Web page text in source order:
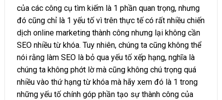
của các công cụ tìm kiếm là 1 phần quan trọng, nhưng
đó cũng chỉ là 1 yếu tố vì trên thực tế có rất nhiều chiến
dịch online marketing thành công nhưng lại không cần
SEO nhiều từ khóa. Tuy nhiên, chúng ta cũng không thể
nói rằng làm SEO là bỏ qua yếu tố xếp hạng, nghĩa là
chúng ta không phớt lờ mà cũng không chú trọng quá
nhiều vào thứ hạng từ khóa mà hãy xem đó là 1 trong
những yếu tố chính góp phần tạo sự thành công của